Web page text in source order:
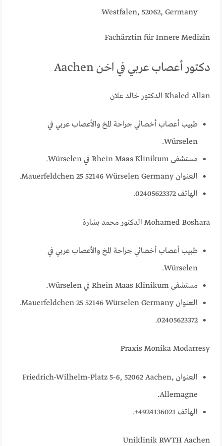
Westfalen, 52062, Germany
Fachärztin für Innere Medizin
دكتور أعصاب عربي في اخن Aachen
Khaled Allan الدكتور خالد علان
طبيب أعصاب أخصائي جراحة المخ والأعصاب عربي في
Würselen.
مستشفى Rhein Maas Klinikum في Würselen.
العنوان Mauerfeldchen 25 52146 Würselen Germany.
الهاتف 02405623372.
Mohamed Boshara الدكتور محمد بشارة
طبيب أعصاب أخصائي جراحة المخ والأعصاب عربي في
Würselen.
مستشفى Rhein Maas Klinikum في Würselen.
العنوان Mauerfeldchen 25 52146 Würselen Germany.
02405623372.
Praxis Monika Modarresy
العنوان Friedrich-Wilhelm-Platz 5-6, 52062 Aachen,
Allemagne.
الهاتف 4924136021+.
Uniklinik RWTH Aachen